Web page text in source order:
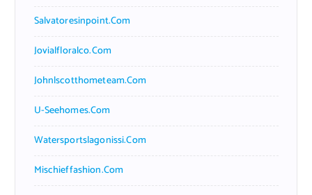
Salvatoresinpoint.com
Jovialfloralco.com
Johnlscotthometeam.com
U-Seehomes.com
Watersportslagonissi.com
Mischieffashion.com